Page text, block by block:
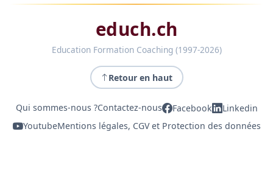
educh.ch
Education Formation Coaching (1997-2026)
Retour en haut
Qui sommes-nous ?Contactez-nous Facebook
Linkedin
YoutubeMentions légales, CGV et Protection des données